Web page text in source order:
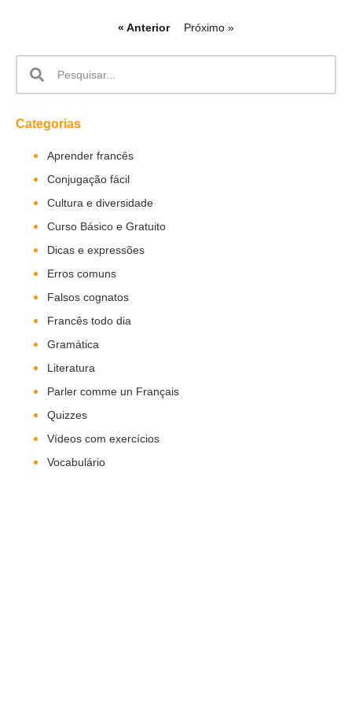
« Anterior Próximo »
Categorias
Aprender francês
Conjugação fácil
Cultura e diversidade
Curso Básico e Gratuito
Dicas e expressões
Erros comuns
Falsos cognatos
Francês todo dia
Gramática
Literatura
Parler comme un Français
Quizzes
Vídeos com exercícios
Vocabulário